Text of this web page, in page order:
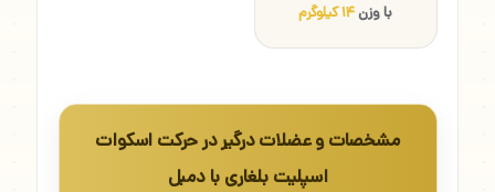
با وزن۱۴ کیلوگرم
مشخصات و عضلات درگیر در حرکت اسکوات
اسپلیت بلغاری با دمبل